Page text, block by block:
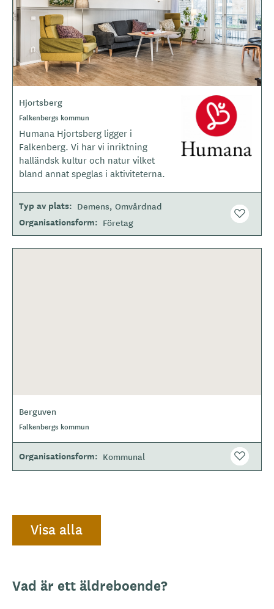
r
o
t
e
Hjortsberg
Falkenbergs kommun
Humana Hjortsberg ligger i
Falkenberg. Vi har vi inriktning
halländsk kultur och natur vilket
bland annat speglas i aktiviteterna.
Typ av plats Demens Omvårdnad
Organisationsform Företag
Berguven
Falkenbergs kommun
Organisationsform Kommunal
Visa alla
Vad är ett äldreboende?